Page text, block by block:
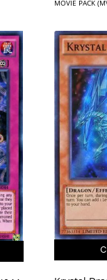
MOVIE PACK